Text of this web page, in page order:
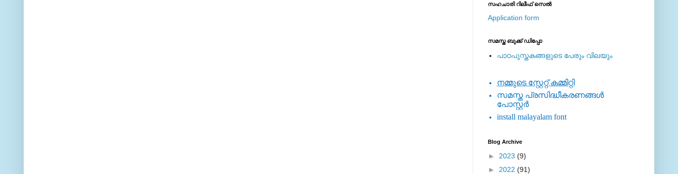
സഹചാരി റിലീഫ് സെല്‍
Application form
സമസ്ത ബുക്ക് ഡിപ്പോ
പാഠപുസ്തകങ്ങളുടെ പേരും വിലയും
നമ്മുടെ സ്റ്റേറ്റ് കമ്മിറ്റി
സമസ്ത പ്രസിദ്ധീകരണങ്ങള്‍
പോസ്റ്റര്‍
install malayalam font
Blog Archive
► 2023 (9)
► 2022 (91)